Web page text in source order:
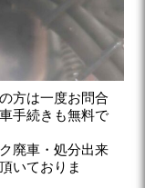
方は一度お問合
手続きも無料で
廃車・処分出来
いておりま